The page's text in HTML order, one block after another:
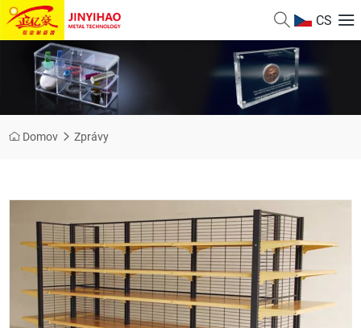
CS
Domov Zprávy